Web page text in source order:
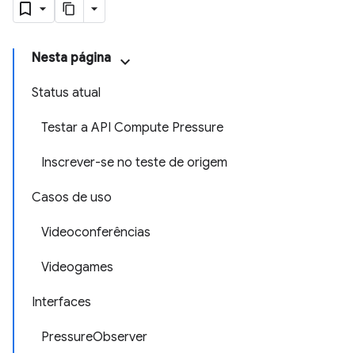
Nesta página
Status atual
Testar a API Compute Pressure
Inscrever-se no teste de origem
Casos de uso
Videoconferências
Videogames
Interfaces
PressureObserver